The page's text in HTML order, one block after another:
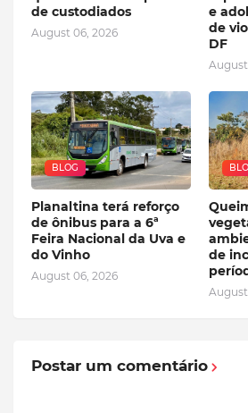
de custodiados
August 06, 2026
e
de
DF
BLOG
Planaltina terá reforço
de ônibus para a 6ª
Feira Nacional da Uva e
do Vinho
August 06, 2026
de
Postar um comentário